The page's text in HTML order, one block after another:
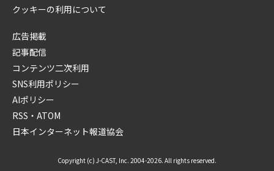
クッキーの利用について
広告掲載
記事配信
コンテンツ二次利用
SNS利用ポリシー
AIポリシー
RSS・ATOM
日本インターネット報道協会
Copyright (c) J-CAST, Inc. 2004-2026. All rights reserved.